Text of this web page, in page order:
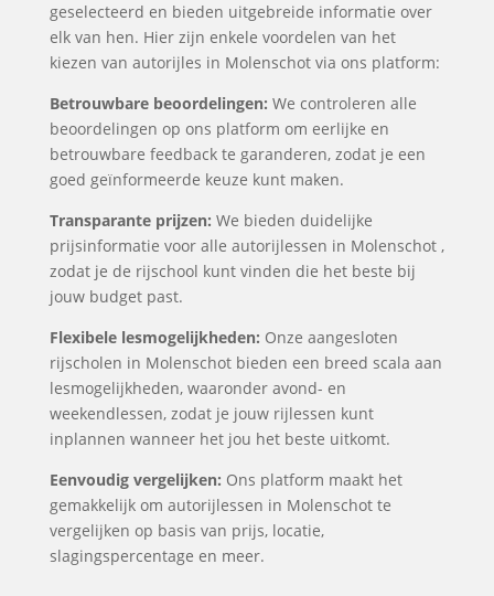
geselecteerd en bieden uitgebreide informatie over
elk van hen. Hier zijn enkele voordelen van het
kiezen van autorijles in Molenschot via ons platform:
Betrouwbare beoordelingen: We controleren alle
beoordelingen op ons platform om eerlijke en
betrouwbare feedback te garanderen, zodat je een
goed geïnformeerde keuze kunt maken.
Transparante prijzen: We bieden duidelijke
prijsinformatie voor alle autorijlessen in Molenschot ,
zodat je de rijschool kunt vinden die het beste bij
jouw budget past.
Flexibele lesmogelijkheden: Onze aangesloten
rijscholen in Molenschot bieden een breed scala aan
lesmogelijkheden, waaronder avond- en
weekendlessen, zodat je jouw rijlessen kunt
inplannen wanneer het jou het beste uitkomt.
Eenvoudig vergelijken: Ons platform maakt het
gemakkelijk om autorijlessen in Molenschot te
vergelijken op basis van prijs, locatie,
slagingspercentage en meer.